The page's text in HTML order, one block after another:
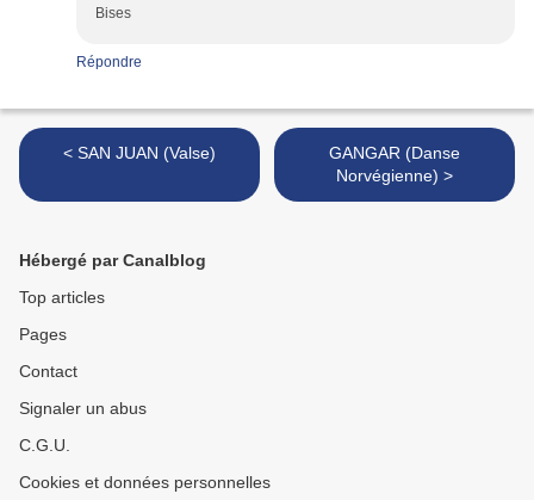
Bises
Répondre
< SAN JUAN (Valse)
GANGAR (Danse
Norvégienne) >
Hébergé par Canalblog
Top articles
Pages
Contact
Signaler un abus
C.G.U.
Cookies et données personnelles